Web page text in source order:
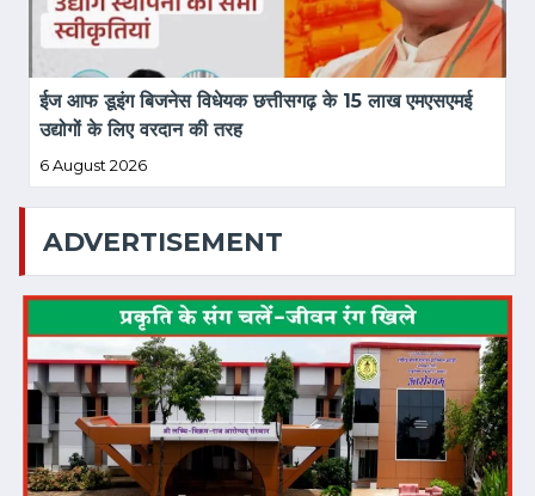
ईज आफ डूइंग बिजनेस विधेयक छत्तीसगढ़ के 15 लाख एमएसएमई
उद्योगों के लिए वरदान की तरह
6 August 2026
ADVERTISEMENT